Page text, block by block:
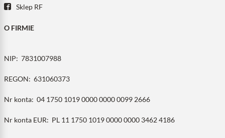
Sklep RF
O FIRMIE
NIP: 7831007988
REGON: 631060373
Nr konta: 04 1750 1019 0000 0000 0099 2666
Nr konta EUR: PL 11 1750 1019 0000 0000 3462 4186